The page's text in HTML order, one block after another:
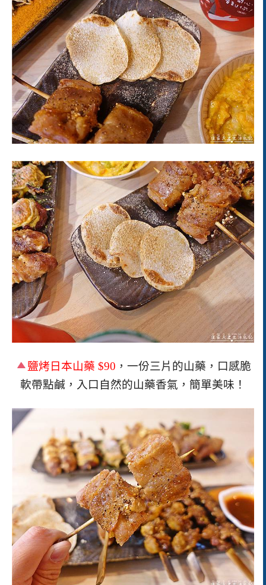
鹽烤日本山藥 $90 ，一份三片的山藥，口感脆
軟帶點鹹，入口自然的山藥香氣，簡單美味！